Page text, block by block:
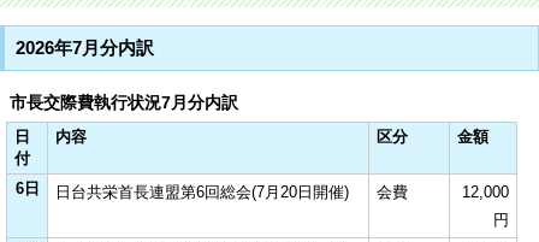
2026年7月分内訳
市長交際費執行状況7月分内訳
日
付
内容 区分 金額
6日 日台共栄首長連盟第6回総会(7月20日開催) 会費
12,000
円